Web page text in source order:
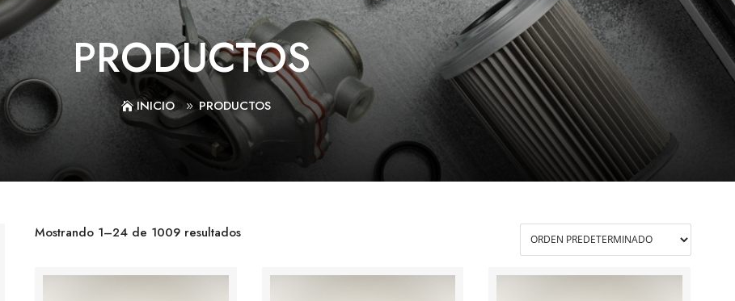
PRODUCTOS
INICIO PRODUCTOS
Mostrando 1–24 de 1009 resultados